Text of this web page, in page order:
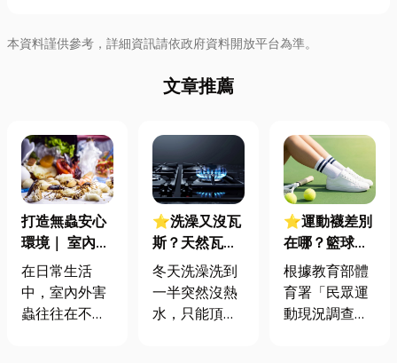
本資料謹供參考，詳細資訊請依政府資料開放平台為準。
文章推薦
打造無蟲安心
環境｜ 室內外
害蟲防治全攻
略
在日常生活
中，室內外害
蟲往往在不知
⭐洗澡又沒瓦
斯？天然瓦斯
是什麼、費用
怎麼算？家庭
能源選擇與配
冬天洗澡洗到
一半突然沒熱
水，只能頂著
⭐運動襪差別
在哪？籃球、
慢跑、排球襪
挑選全攻略，
穿對了運動不
根據教育部體
育署「民眾運
動現況調查」